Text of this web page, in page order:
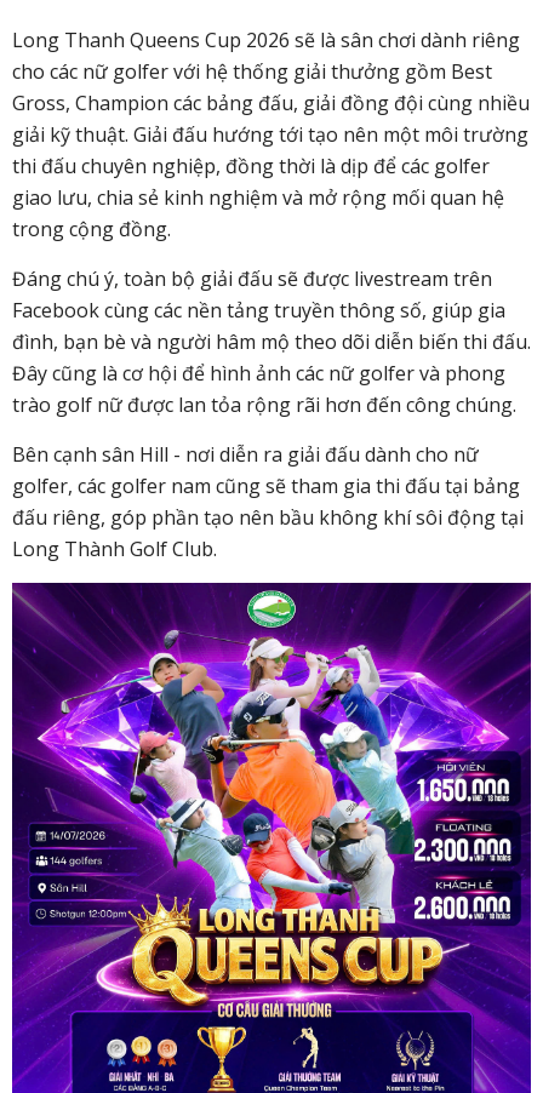
Long Thanh Queens Cup 2026 sẽ là sân chơi dành riêng
cho các nữ golfer với hệ thống giải thưởng gồm Best
Gross, Champion các bảng đấu, giải đồng đội cùng nhiều
giải kỹ thuật. Giải đấu hướng tới tạo nên một môi trường
thi đấu chuyên nghiệp, đồng thời là dịp để các golfer
giao lưu, chia sẻ kinh nghiệm và mở rộng mối quan hệ
trong cộng đồng.
Đáng chú ý, toàn bộ giải đấu sẽ được livestream trên
Facebook cùng các nền tảng truyền thông số, giúp gia
đình, bạn bè và người hâm mộ theo dõi diễn biến thi đấu.
Đây cũng là cơ hội để hình ảnh các nữ golfer và phong
trào golf nữ được lan tỏa rộng rãi hơn đến công chúng.
Bên cạnh sân Hill - nơi diễn ra giải đấu dành cho nữ
golfer, các golfer nam cũng sẽ tham gia thi đấu tại bảng
đấu riêng, góp phần tạo nên bầu không khí sôi động tại
Long Thành Golf Club.